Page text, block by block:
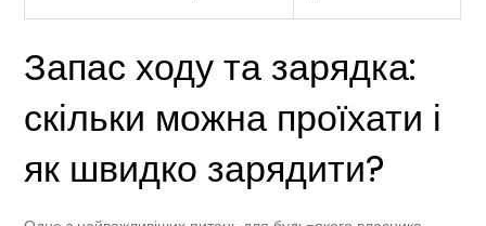
Запас ходу та зарядка:
скільки можна проїхати і
як швидко зарядити?